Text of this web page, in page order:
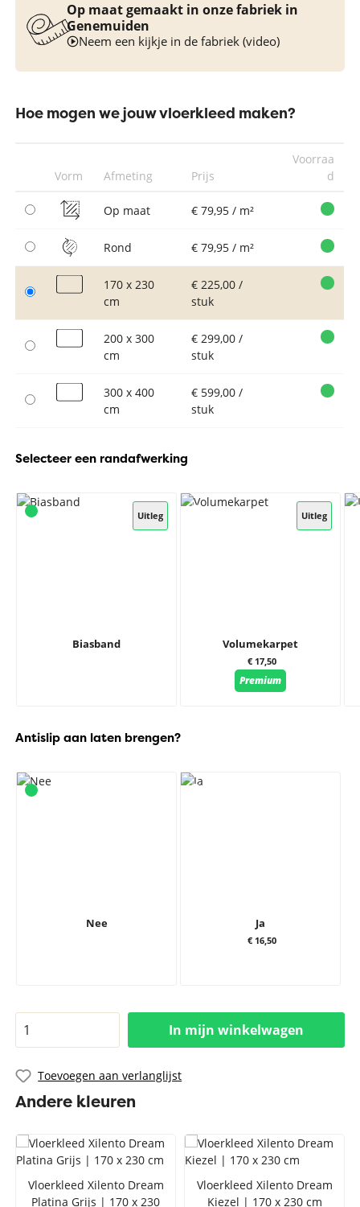
Op maat gemaakt in onze fabriek in
Genemuiden
Neem een kijkje in de fabriek (video)
Hoe mogen we jouw vloerkleed maken?
Vorm Afmeting Prijs
Voorraa
d
Op maat € 79,95 / m²
Rond € 79,95 / m²
170 x 230
cm
€ 225,00 /
stuk
200 x 300
cm
€ 299,00 /
stuk
300 x 400
cm
€ 599,00 /
stuk
Selecteer een randafwerking
Uitleg
Biasband
Uitleg
Volumekarpet
€ 17,50
Premium
Antislip aan laten brengen?
Nee Ja
€ 16,50
In mijn winkelwagen
Toevoegen aan verlanglijst
Andere kleuren
Vloerkleed Xilento Dream
Platina Grijs | 170 x 230
Vloerkleed Xilento Dream
Kiezel | 170 x 230 cm